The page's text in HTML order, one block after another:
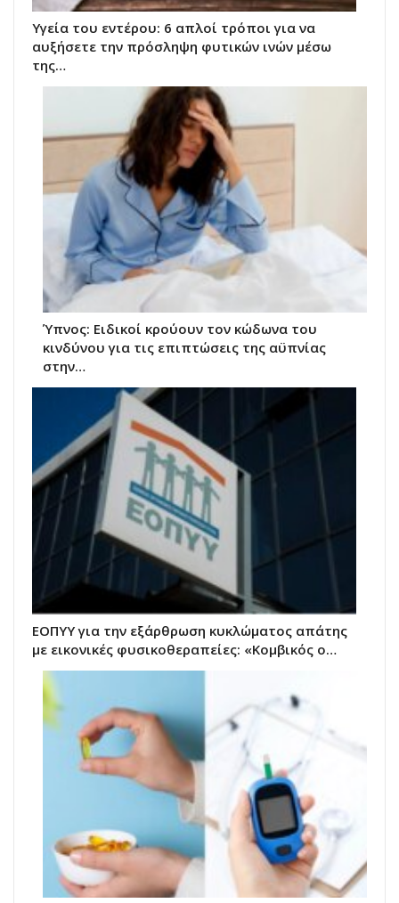
Υγεία του εντέρου: 6 απλοί τρόποι για να
αυξήσετε την πρόσληψη φυτικών ινών μέσω
της…
Ύπνος: Ειδικοί κρούουν τον κώδωνα του
κινδύνου για τις επιπτώσεις της αϋπνίας
στην…
ΕΟΠΥΥ για την εξάρθρωση κυκλώματος απάτης
με εικονικές φυσικοθεραπείες: «Κομβικός ο…